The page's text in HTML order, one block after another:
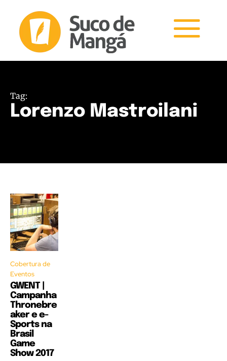
Tag:
Lorenzo Mastroilani
Cobertura de
Eventos
GWENT |
Campanha
Thronebre
aker e e-
Sports na
Brasil
Game
Show 2017